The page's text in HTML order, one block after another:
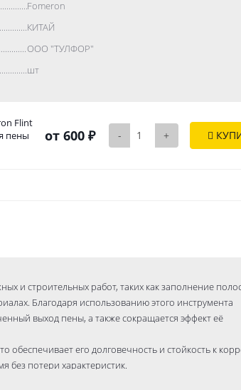
Fomeron
КИТАЙ
ООО "ТУЛФОР"
шт
Flint
пены
от 600 ₽ - +
и строительных работ, таких как заполнение
Благодаря использованию этого инструмента
выход пены, а также сокращается эффект её
обеспечивает его долговечность и стойкость к
без потери характеристик.